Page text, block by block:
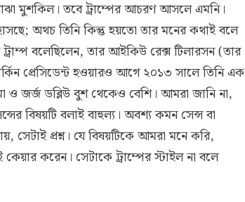
মুশকিল। তবে ট্রাম্পের আচরণ আসলে এমনি।
অথচ তিনি কিন্তু হয়তো তার মনের কথাই বলে
বলেছিলেন, তার আইকিউ রেক্স টিলারসন (তার
প্রেসিডেন্ট হওয়ারও আগে ২০১৩ সালে তিনি এক
ও জর্জ ডব্লিউ বুশ থেকেও বেশি। আমরা জানি না,
বিষয়টি বলাই বাহুল্য। অবশ্য কমন সেন্স বা
সেটাই প্রশ্ন। যে বিষয়টিকে আমরা মনে করি,
করেন। সেটাকে ট্রাম্পের স্টাইল না বলে